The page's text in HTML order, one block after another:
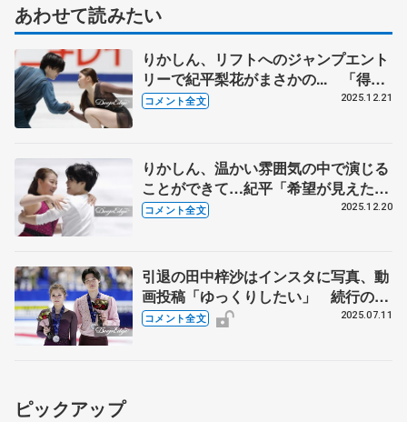
あわせて読みたい
りかしん、リフトへのジャンプエント
リーで紀平梨花がまさかの... 「得意
のループのはずなのに、ガクッと失敗
コメント全文 2025.12.21
りかしん、温かい雰囲気の中で演じる
ことができて…紀平「希望が見えた
り、目指すところに向かって毎日を過
RD】
コメント全文 2025.12.20
引退の田中梓沙はインスタに写真、動
画投稿「ゆっくりしたい」 続行の西
山真瑚、あずしんのバナーが「勇気く
コメント全文 2025.07.11
ピックアップ